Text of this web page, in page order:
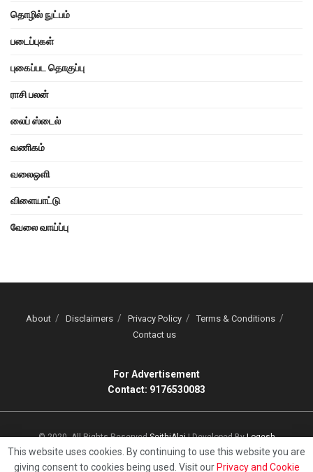
தொழில் நுட்பம்
படைப்புகள்
புகைப்பட தொகுப்பு
ராசி பலன்
லைப் ஸ்டைல்
வணிகம்
வலைஒளி
விளையாட்டு
வேலை வாய்ப்பு
About Disclaimers Privacy Policy
Terms & Conditions
Contact us
For Advertisement
Contact: 9176530083
© 2020, All Rights ReservedSeithiAlai| Developed ByLogesh
This website uses cookies. By continuing to use this website you are
giving consent to cookies being used. Visit our Privacy and Cookie